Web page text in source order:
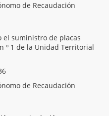
de Recaudación
el suministro de placas
º 1 de la Unidad Territorial
de Recaudación